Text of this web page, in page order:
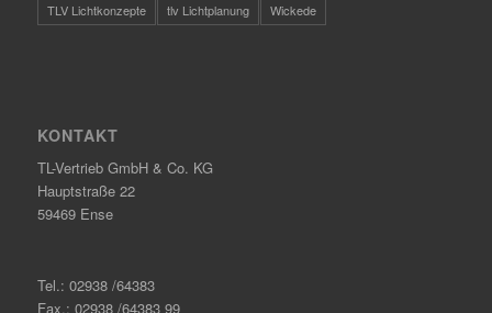
TLV Lichtkonzepte
tlv Lichtplanung Wickede
KONTAKT
TL-Vertrieb GmbH & Co. KG
Hauptstraße 22
59469 Ense
Tel.: 02938 /64383
Fax.: 02938 /64383 99